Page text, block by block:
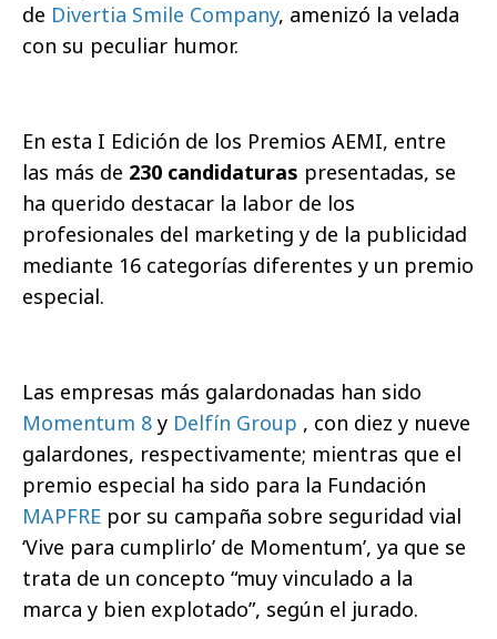
de Divertia Smile Company, amenizó la velada
con su peculiar humor.
En esta I Edición de los Premios AEMI, entre
las más de 230 candidaturas presentadas, se
ha querido destacar la labor de los
profesionales del marketing y de la publicidad
mediante 16 categorías diferentes y un premio
especial.
Las empresas más galardonadas han sido
Momentum 8 y Delfín Group , con diez y nueve
galardones, respectivamente; mientras que el
premio especial ha sido para la Fundación
MAPFRE por su campaña sobre seguridad vial
‘Vive para cumplirlo’ de Momentum’, ya que se
trata de un concepto “muy vinculado a la
marca y bien explotado”, según el jurado.